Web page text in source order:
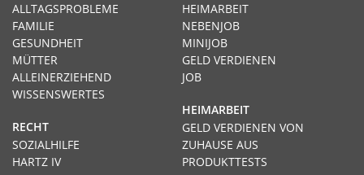
HEIMARBEIT
NEBENJOB
MINIJOB
GELD VERDIENEN
JOB
HEIMARBEIT
GELD VERDIENEN VON
ZUHAUSE AUS
PRODUKTTESTS
ALLTAGSPROBLEME
FAMILIE
GESUNDHEIT
MÜTTER
ALLEINERZIEHEND
WISSENSWERTES
RECHT
SOZIALHILFE
HARTZ IV